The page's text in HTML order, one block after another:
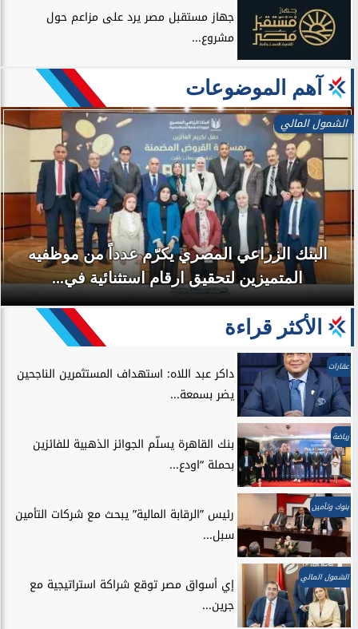
جهاز مستقبل مصر يرد على مزاعم حول
مشروع...
آهم الموضوعات
الشمول المالي
البنك الزراعي المصري يكرّم عدداً من موظفيه
المتميزين لتحقيق ارقام استثنائية في...
الأكثر قراءة
عقارات
داكر عبد اللاه: استهداف المستثمرين الناجحين
يضر بسمعة...
رياضة
بنك القاهرة يسلّم الجوائز الذهبية للفائزين
بحملة “اودع...
بنوك وتأمين
رئيس ”الرقابة المالية” يبحث مع شركات التأمين
سبل...
الشمول المالي
إي أسواق مصر توقع شراكة استراتيجية مع
جرين...